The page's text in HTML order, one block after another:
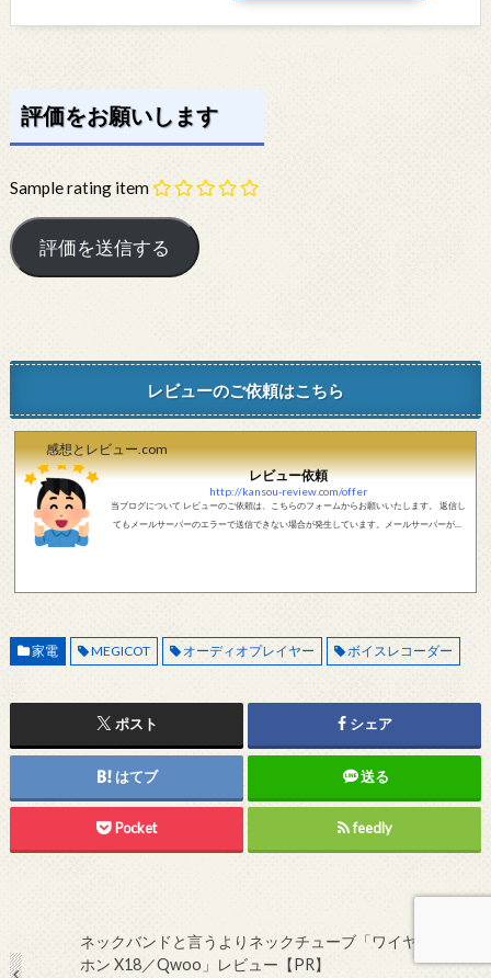
評価をお願いします
Sample rating item
レビューのご依頼はこちら
感想とレビュー.com
レビュー依頼
http://kansou-review.com/offer
当ブログについて レビューのご依頼は、こちらのフォームからお願いいたします。 返信し
てもメールサーバーのエラーで送信できない場合が発生しています。メールサーバーが正
家電 MEGICOT オーディオプレイヤー ボイスレコーダー
ポスト シェア
はてブ 送る
Pocket feedly
ネックバンドと言うよりネックチューブ「ワイヤレスイヤ
ホン X18／Qwoo」レビュー【PR】